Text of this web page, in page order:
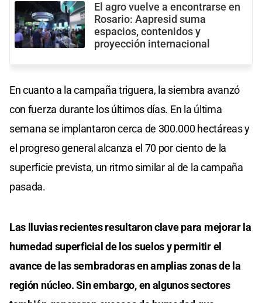
El agro vuelve a encontrarse en
Rosario: Aapresid suma
espacios, contenidos y
proyección internacional
En cuanto a la campaña triguera, la siembra avanzó
con fuerza durante los últimos días. En la última
semana se implantaron cerca de 300.000 hectáreas y
el progreso general alcanza el 70 por ciento de la
superficie prevista, un ritmo similar al de la campaña
pasada.
Las lluvias recientes resultaron clave para mejorar la
humedad superficial de los suelos y permitir el
avance de las sembradoras en amplias zonas de la
región núcleo. Sin embargo, en algunos sectores